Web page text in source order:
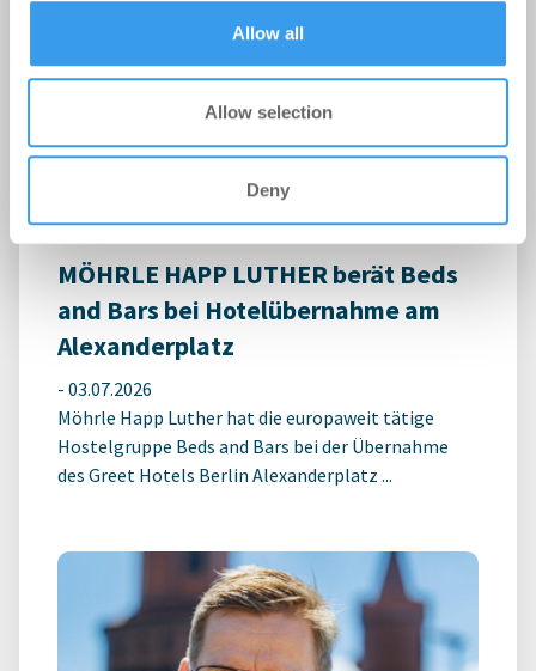
Allow all
Allow selection
Deny
Login für den ganzen Artikel Wenn noch nicht
registriert, erstellen Sie sich jetzt Ihren
kostenlosen Account, um auf die neusten ...
MÖHRLE HAPP LUTHER berät Beds
and Bars bei Hotelübernahme am
Alexanderplatz
- 03.07.2026
Möhrle Happ Luther hat die europaweit tätige
Hostelgruppe Beds and Bars bei der Übernahme
des Greet Hotels Berlin Alexanderplatz ...